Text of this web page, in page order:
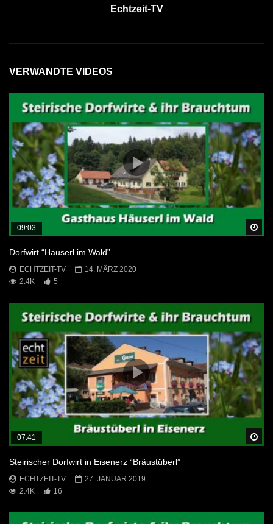
Echtzeit-TV
VERWANDTE VIDEOS
09:03
Dorfwirt “Häuserl im Wald”
ECHTZEIT-TV
14. MÄRZ 2020
2.4K
5
07:41
Steirischer Dorfwirt in Eisenerz “Bräustüberl”
ECHTZEIT-TV
27. JANUAR 2019
2.4K
16